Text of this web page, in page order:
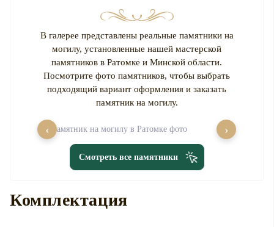
В галерее представлены реальные памятники на
могилу, установленные нашей мастерской
памятников в Ратомке и Минской области.
Посмотрите фото памятников, чтобы выбрать
подходящий вариант оформления и заказать
памятник на могилу.
‹ ›
Смотреть все памятники
Комплектация